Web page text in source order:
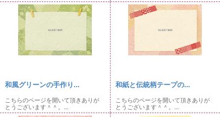
和風グリーンの手作り...
こちらのページを開いて頂きありが
とうございます＾＾。...
和紙と伝統柄テープの...
こちらのページを開いて頂きありが
とうございます＾＾。...